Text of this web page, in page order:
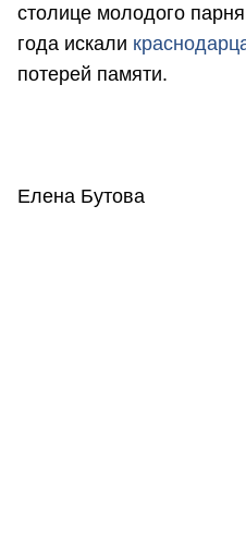
столице молодого
года искали
потерей памяти.
Елена Бутова